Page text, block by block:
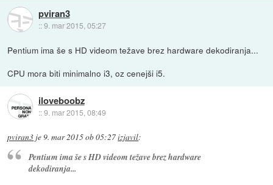
pviran3
::9. mar 2015, 05:27
Pentium ima še s HD videom težave brez hardware dekodiranja...
CPU mora biti minimalno i3, oz cenejši i5.
iloveboobz
::9. mar 2015, 08:49
pviran3 je9. mar 2015 ob 05:27izjavil:
Pentium ima še s HD videom težave brez hardware
dekodiranja...